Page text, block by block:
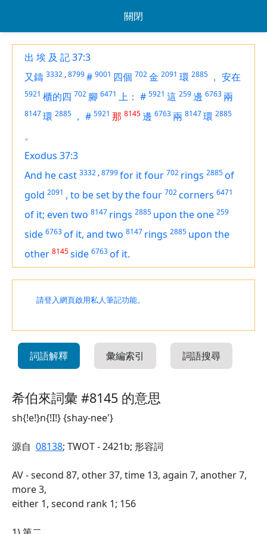
關閉
出 埃 及 記 37:3
又鑄 3332 ,8799# 9001 四個 702金 2091 環 2885 ， 安在
5921 櫃的四 702 腳 6471 上： # 5921 這 259邊 6763 兩
8147環 2885 ， # 5921 那 8145邊 6763 兩 8147環 2885
。
Exodus 37:3
And he cast 3332 ,8799for it four 702 rings 2885of
gold 2091 , to be set by the four 702corners 6471
of it; even two 8147 rings 2885 upon the one 259
side 6763of it, and two 8147 rings 2885 upon the
other 8145side 6763of it.
請登入網頁啟用私人筆記功能。
詞語解釋 彙編索引 詞語搜尋
希伯來詞彙 #8145 的意思
sh{!e!}n{!I!} {shay-nee'}
源自 08138; TWOT - 2421b; 形容詞
AV - second 87, other 37, time 13, again 7, another 7,
more 3,
either 1, second rank 1; 156